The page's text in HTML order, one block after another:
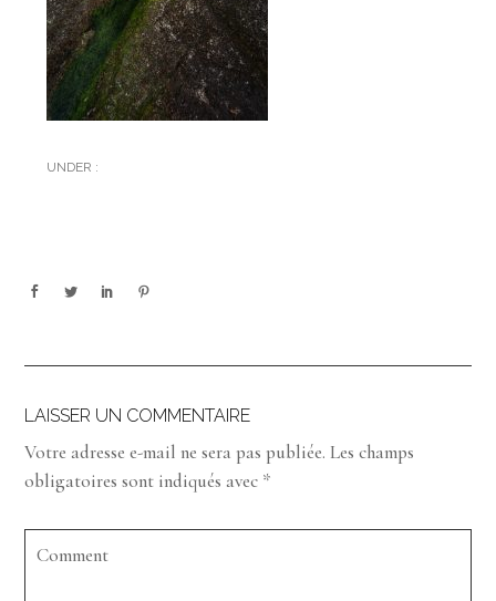
UNDER :
LAISSER UN COMMENTAIRE
Votre adresse e-mail ne sera pas publiée. Les champs
obligatoires sont indiqués avec *